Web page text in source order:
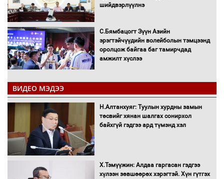
шийдвэрлүүлнэ
С.Бямбацогт Зүүн Азийн
эрэгтэйчүүдийн волейболын тэмцээнд
оролцож байгаа баг тамирчдад
амжилт хүслээ
Автобензин, дизель түлшний онцгой
албан татварыг тэглэлээ
Санхүүгийн хэмнэлтийн горимд эрүүл
мэндийн салбар хамаарахгүй
ВИДЕО МЭДЭЭ
Н.Алтанхуяг: Туулын хурдны замын
төсвийг хянан шалгах сонирхол
байхгүй гэдгээ ард түмэнд хэл
Х.Тэмүүжин: Алдаа гаргасан гэдгээ
хүлээн зөвшөөрөх хэрэгтэй. Хүн гүтгэх